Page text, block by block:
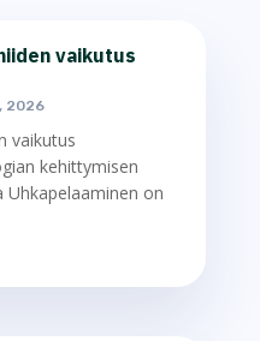
vaikutus
2026
vaikutus
kehittymisen
Uhkapelaaminen on